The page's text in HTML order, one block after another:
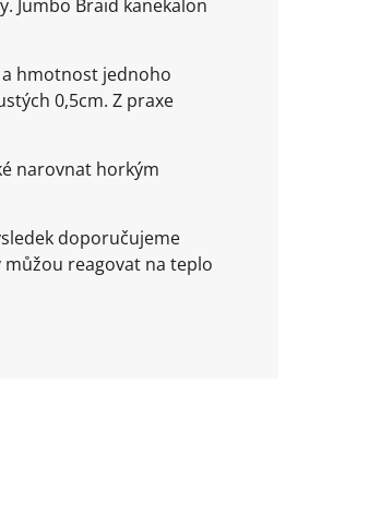
Jumbo Braid kanekalon
hmotnost jednoho
0,5cm. Z praxe
narovnat horkým
doporučujeme
reagovat na teplo